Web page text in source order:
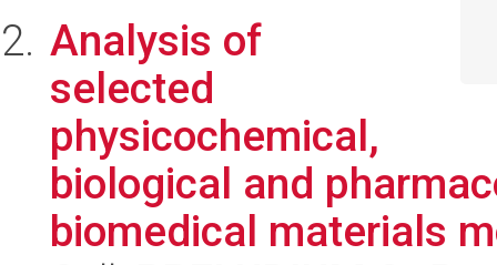
Analysis of
selected
physicochemical,
biological and
biomedical materials